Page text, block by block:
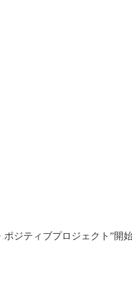
ポジティブプロジェクト”開